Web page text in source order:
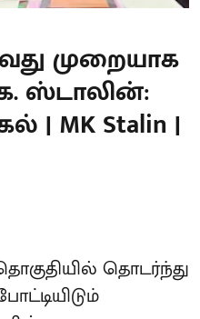
முறையாக
ஸ்டாலின்:
| MK Stalin |
தொடர்ந்து